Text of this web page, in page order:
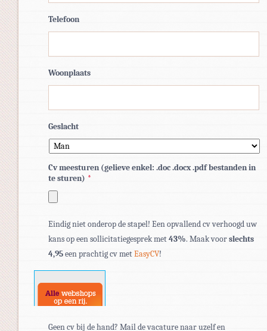
Telefoon
Woonplaats
Geslacht
Cv meesturen (gelieve enkel: .doc .docx .pdf bestanden in
te sturen) *
bestandstypen:
pdf,
doc,
docx.
Eindig niet onderop de stapel! Een opvallend cv verhoogd uw
kans op een sollicitatiegesprek met43%. Maak voorslechts
4,95een prachtig cv metEasyCV!
Geen cv bij de hand? Mail de vacature naar uzelf en